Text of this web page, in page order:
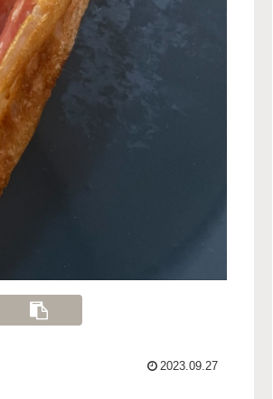
2023.09.27